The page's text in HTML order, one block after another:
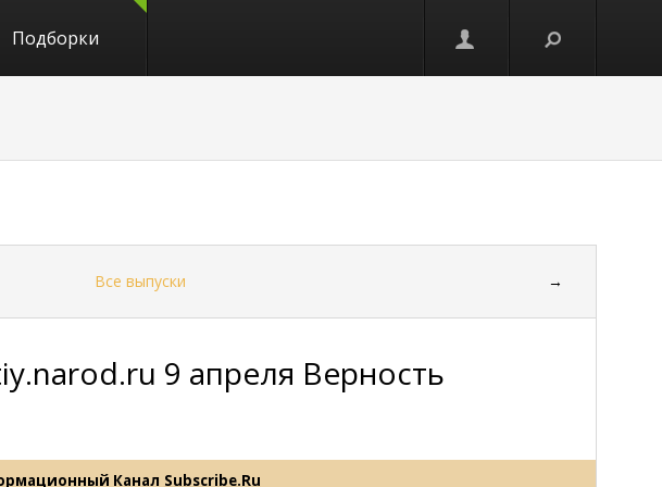
Подборки
Все выпуски →
9 апреля Верность
Канал Subscribe.Ru